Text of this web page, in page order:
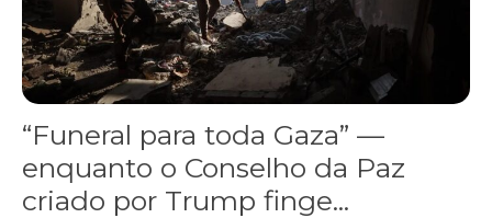
“Funeral para toda Gaza” —
enquanto o Conselho da Paz
criado por Trump finge...